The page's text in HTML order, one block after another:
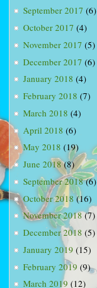
September 2017 (6)
October 2017 (4)
November 2017 (5)
December 2017 (6)
January 2018 (4)
February 2018 (7)
March 2018 (4)
April 2018 (6)
May 2018 (19)
June 2018(8)
September 2018(6)
October 2018(16)
November 2018(7)
December 2018 (5)
January 2019 (15)
February 2019 (9)
March 2019 (12)